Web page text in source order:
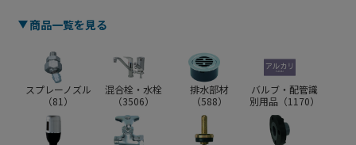
商品一覧を見る
スプレーノズル
（81 ）
混合栓・水栓
（3506）
排水部材
（588）
バルブ・配管識
別用品（1170）